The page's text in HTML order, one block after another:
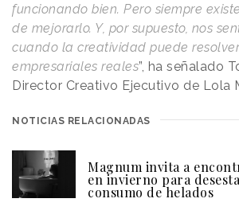
funcionando bien. Pero siempre
de mejorarlo. Y, por supuesto, nos
cuando la creatividad puede
empresariales reales”, ha señalado
Director Creativo Ejecutivo de Lola
NOTICIAS RELACIONADAS
Magnum invita a
en invierno para
consumo de helados